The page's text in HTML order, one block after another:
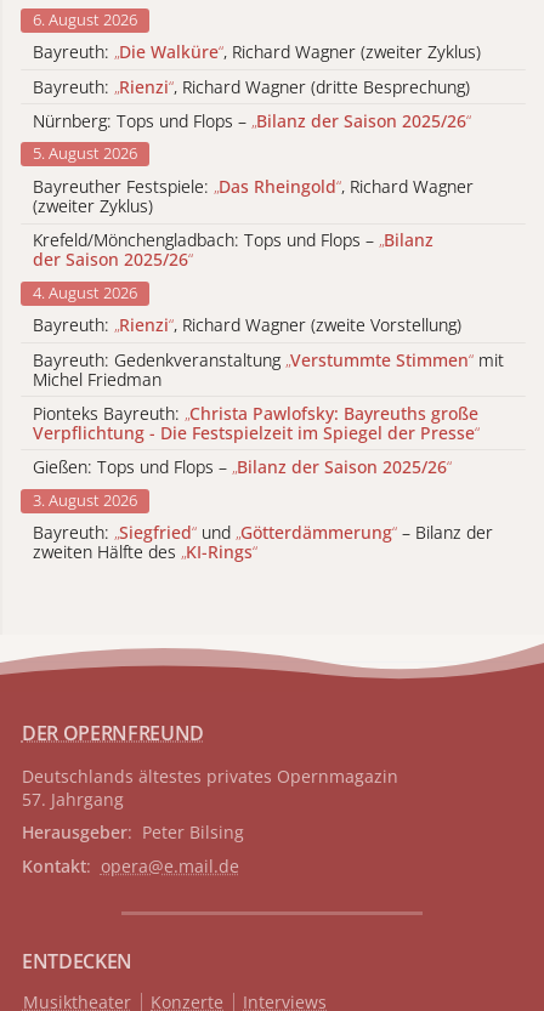
6. August 2026
Bayreuth: „Die Walküre“, Richard Wagner (zweiter Zyklus)
Bayreuth: „Rienzi“, Richard Wagner (dritte Besprechung)
Nürnberg: Tops und Flops – „Bilanz der Saison 2025/26“
5. August 2026
Bayreuther Festspiele: „Das Rheingold“, Richard Wagner
(zweiter Zyklus)
Krefeld/Mönchengladbach: Tops und Flops – „Bilanz
der Saison 2025/26“
4. August 2026
Bayreuth: „Rienzi“, Richard Wagner (zweite Vorstellung)
Bayreuth: Gedenkveranstaltung „Verstummte Stimmen“ mit
Michel Friedman
Pionteks Bayreuth: „Christa Pawlofsky: Bayreuths große
Verpflichtung - Die Festspielzeit im Spiegel der Presse“
Gießen: Tops und Flops – „Bilanz der Saison 2025/26“
3. August 2026
Bayreuth: „Siegfried“ und „Götterdämmerung“ – Bilanz der
zweiten Hälfte des „KI-Rings“
DER OPERNFREUND
Deutschlands ältestes privates Opernmagazin
57. Jahrgang
Herausgeber: Peter Bilsing
Kontakt: opera@e.mail.de
ENTDECKEN
Musiktheater Konzerte Interviews